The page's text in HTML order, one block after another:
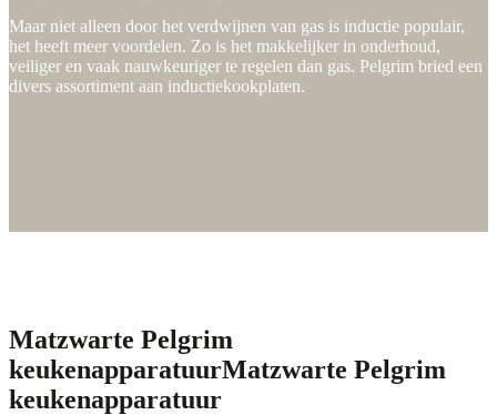
Maar niet alleen door het verdwijnen van gas is inductie populair,
het heeft meer voordelen. Zo is het makkelijker in onderhoud,
veiliger en vaak nauwkeuriger te regelen dan gas. Pelgrim bried een
divers assortiment aan inductiekookplaten.
Matzwarte Pelgrim
keukenapparatuurMatzwarte Pelgrim
keukenapparatuur